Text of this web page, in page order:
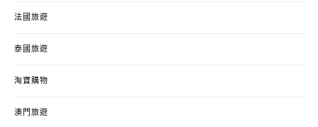
法國旅遊
泰國旅遊
淘寶購物
澳門旅遊